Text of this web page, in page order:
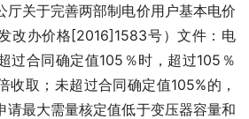
厅关于完善两部制电价用户基本电价
改办价格[2016]1583号）文件：电
过合同确定值105％时，超过105％
收取；未超过合同确定值105%的，
请最大需量核定值低于变压器容量和